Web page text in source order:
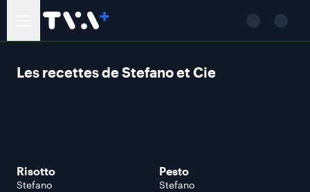
Les recettes de Stefano et Cie
Risotto
Stefano
Pesto
Stefano